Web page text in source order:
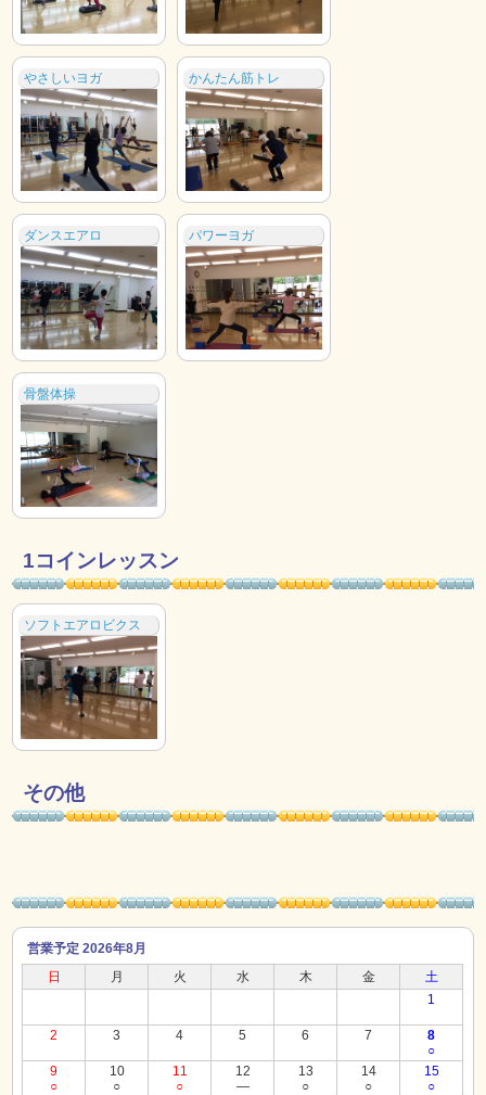
やさしいヨガ かんたん筋トレ
ダンスエアロ パワーヨガ
骨盤体操
1コインレッスン
ソフトエアロビクス
その他
営業予定 2026年8月
日
月 火 水 木 金
土
1
2 3 4 5 6 7
8
○
9
○
10
○
11
○
12
―
13
○
14
○
15
○